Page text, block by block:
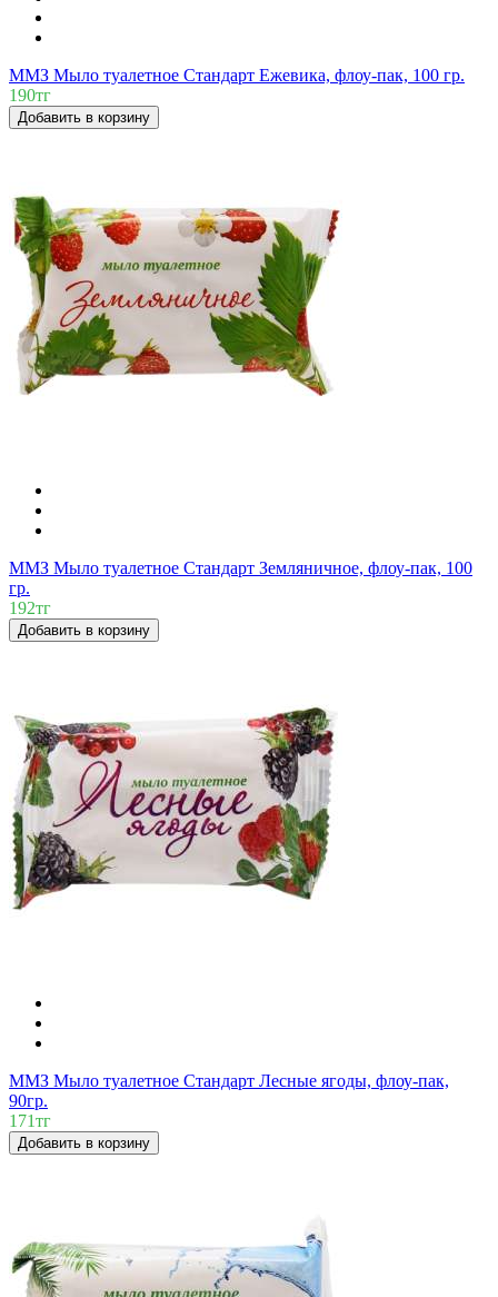
ММЗ Мыло туалетное Стандарт Ежевика, флоу-пак, 100 гр.
190тг
Добавить в корзину
ММЗ Мыло туалетное Стандарт Земляничное, флоу-пак, 100
гр.
192тг
Добавить в корзину
ММЗ Мыло туалетное Стандарт Лесные ягоды, флоу-пак,
90гр.
171тг
Добавить в корзину